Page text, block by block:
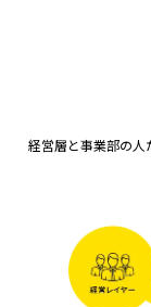
経営層と事業部の人